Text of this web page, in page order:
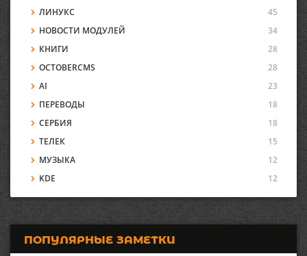
ЛИНУКС
45
НОВОСТИ МОДУЛЕЙ
34
КНИГИ
28
OCTOBERCMS
28
AI
23
ПЕРЕВОДЫ
18
СЕРБИЯ
18
ТЕЛЕК
15
МУЗЫКА
12
KDE
12
ПОПУЛЯРНЫЕ ЗАМЕТКИ